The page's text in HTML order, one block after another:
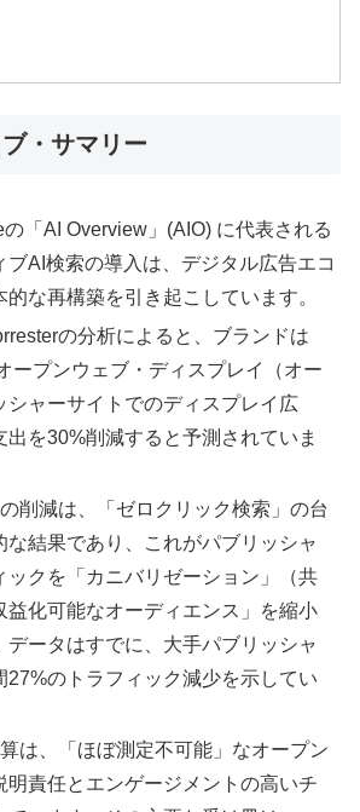
・サマリー
「AI Overview」(AIO) に代表される
ブAI検索の導入は、デジタル広告エコ
的な再構築を引き起こしています。
の分析によると、ブランドは
ープンウェブ・ディスプレイ（オー
シャーサイトでのディスプレイ広
出を30%削減すると予測されていま
削減は、「ゼロクリック検索」の台
な結果であり、これがパブリッシャ
ックを「カニバリゼーション」（共
益化可能なオーディエンス」を縮小
データはすでに、大手パブリッシャ
27%のトラフィック減少を示してい
は、「ほぼ測定不可能」なオープン
明責任とエンゲージメントの高いチ